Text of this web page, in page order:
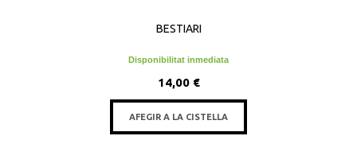
BESTIARI
Disponibilitat inmediata
14,00 €
AFEGIR A LA CISTELLA